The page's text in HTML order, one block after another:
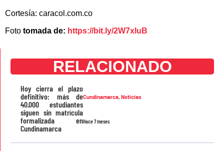
Cortesía: caracol.com.co
Foto tomada de: https://bit.ly/2W7xluB
RELACIONADO
Cundinamarca,Noticias
Hace 7 meses
Hoy cierra el plazo
definitivo: más de
40.000 estudiantes
siguen sin matrícula
formalizada en
Cundinamarca